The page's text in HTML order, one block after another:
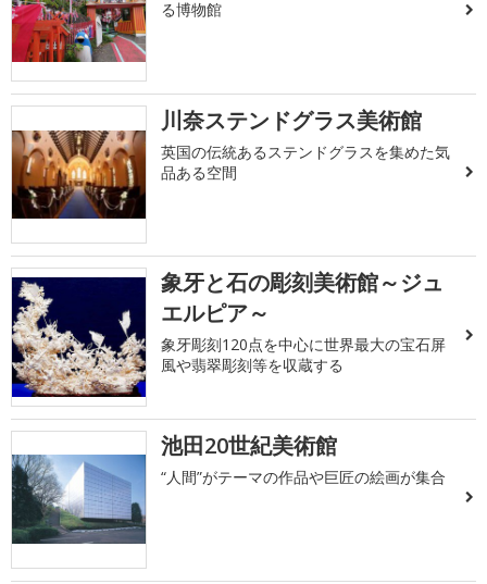
る博物館
川奈ステンドグラス美術館
英国の伝統あるステンドグラスを集めた気
品ある空間
象牙と石の彫刻美術館～ジュ
エルピア～
象牙彫刻120点を中心に世界最大の宝石屏
風や翡翠彫刻等を収蔵する
池田20世紀美術館
“人間”がテーマの作品や巨匠の絵画が集合